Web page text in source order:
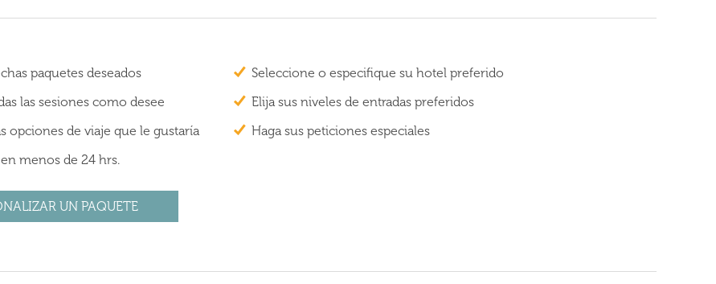
paquetes deseados
Seleccione o especifique su hotel preferido
las sesiones como desee
Elija sus niveles de entradas preferidos
opciones de viaje que le gustaría
Haga sus peticiones especiales
menos de 24 hrs.
UN PAQUETE